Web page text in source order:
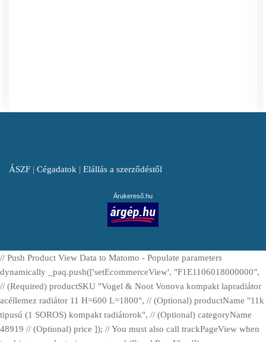
ÁSZF | Cégadatok | Elállás a szerződéstől
Árukereső.hu
// Push Product View Data to Matomo - Populate parameters
dynamically _paq.push(['setEcommerceView', "F1E1106018000000",
// (Required) productSKU "Vogel & Noot Vonova kompakt lapradiátor
acéllemez radiátor 11 H=600 L=1800", // (Optional) productName "11k
tipusú (1 SOROS) kompakt radiátorok", // (Optional) categoryName
48919 // (Optional) price ]); // You must also call trackPageView when